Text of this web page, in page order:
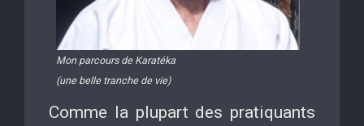
Mon parcours de Karatéka
(une belle tranche de vie)
Comme la plupart des pratiquants